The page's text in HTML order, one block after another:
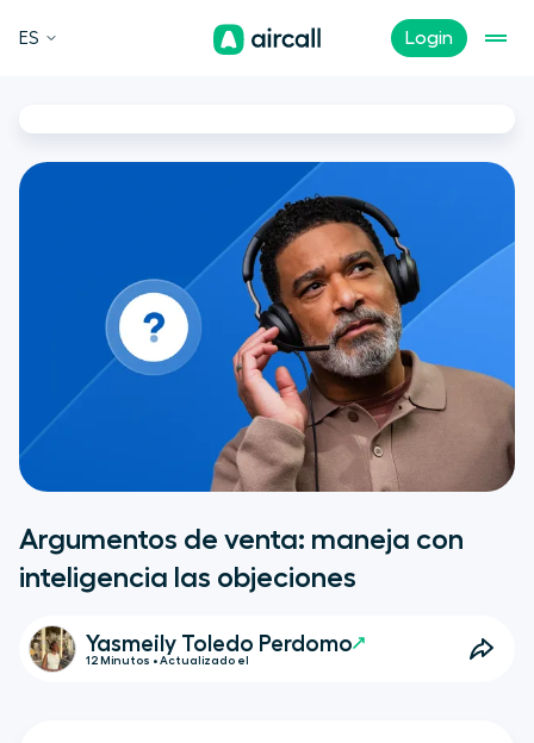
Login
ES
Argumentos de venta: maneja con
inteligencia las objeciones
Yasmeily Toledo Perdomo
12 Minutos • Actualizado el